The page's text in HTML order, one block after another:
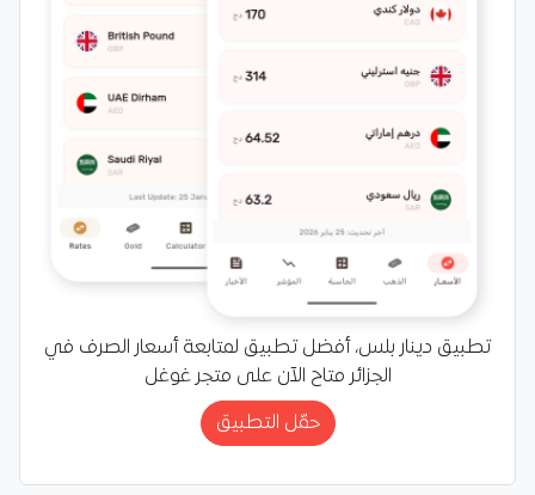
تطبيق دينار بلس، أفضل تطبيق لمتابعة أسعار الصرف في
الجزائر متاح الآن على متجر غوغل
حمّل التطبيق